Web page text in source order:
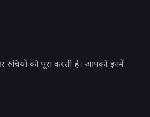
रुचियों को पूरा करती है। आपको इनमें